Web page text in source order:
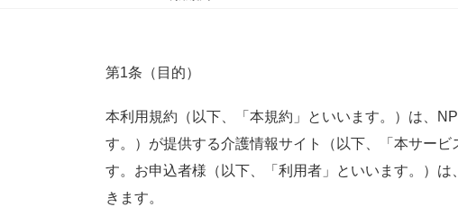
第1条（目的）
本利用規約（以下、「本規約」といいます。）は、
す。）が提供する介護情報サイト（以下、「本サー
す。お申込者様（以下、「利用者」といいます。）
きます。